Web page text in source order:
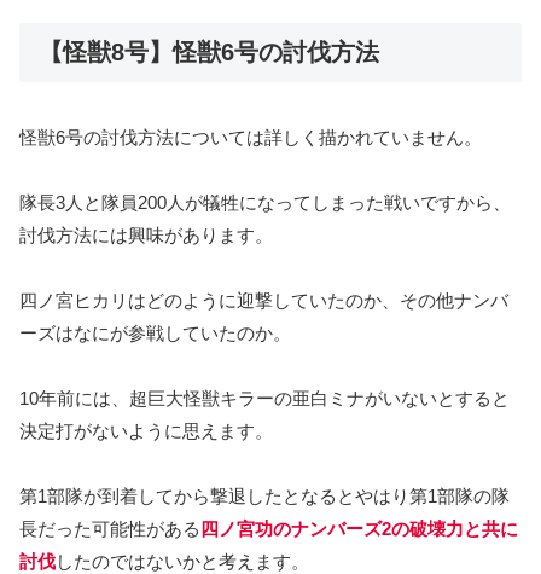
【怪獣8号】怪獣6号の討伐方法
怪獣6号の討伐方法については詳しく描かれていません。
隊長3人と隊員200人が犠牲になってしまった戦いですから、
討伐方法には興味があります。
四ノ宮ヒカリはどのように迎撃していたのか、その他ナンバ
ーズはなにが参戦していたのか。
10年前には、超巨大怪獣キラーの亜白ミナがいないとすると
決定打がないように思えます。
第1部隊が到着してから撃退したとなるとやはり第1部隊の隊
長だった可能性がある 四ノ宮功のナンバーズ2の破壊力と共に
討伐したのではないかと考えます。